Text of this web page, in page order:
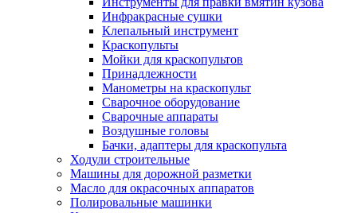
Инфракрасные сушки
Клепальный инструмент
Краскопульты
Мойки для краскопультов
Принадлежности
Манометры на краскопульт
Сварочное оборудование
Сварочные аппараты
Воздушные головы
Бачки, адаптеры для краскопульта
Ходули строительные
Машины для дорожной разметки
Масло для окрасочных аппаратов
Полировальные машинки